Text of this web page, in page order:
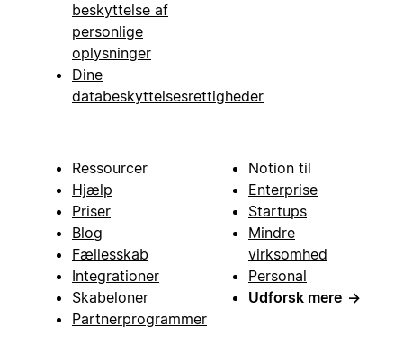
beskyttelse af
personlige
oplysninger
Dine
databeskyttelsesrettigheder
Ressourcer
Hjælp
Priser
Blog
Fællesskab
Integrationer
Skabeloner
Partnerprogrammer
Notion til
Enterprise
Startups
Mindre
virksomhed
Personal
Udforsk mere →